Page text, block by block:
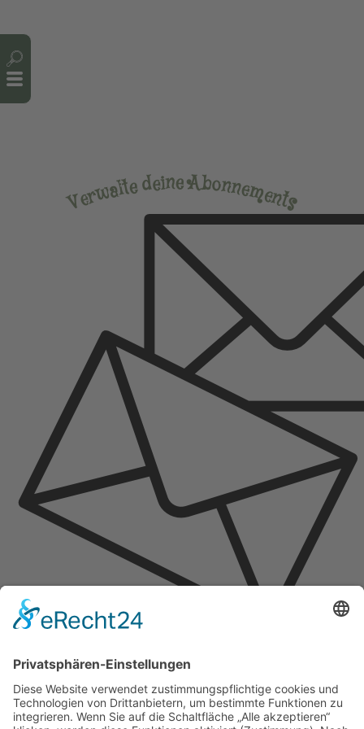
VerwaltedeineAbonnements
Du kannst der Diskussion zum Thema
ohne selbst einen Kommentar zu hinterlassen.
Cool, oder? Gib hierzu einfach Deine E-Mail-